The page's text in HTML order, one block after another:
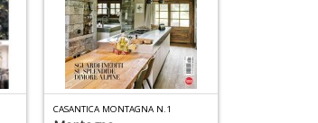
CASANTICA MONTAGNA N.1